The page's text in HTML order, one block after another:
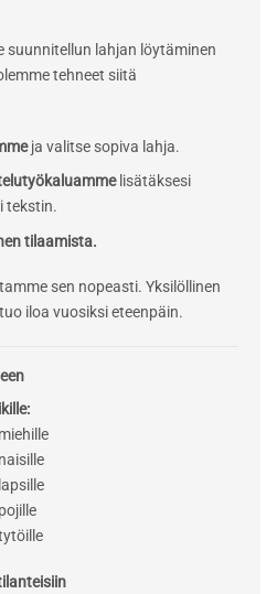
suunnitellun lahjan löytäminen
tehneet siitä
ja valitse sopiva lahja.
lisätäksesi
tekstin.
tilaamista.
sen nopeasti. Yksilöllinen
iloa vuosiksi eteenpäin.